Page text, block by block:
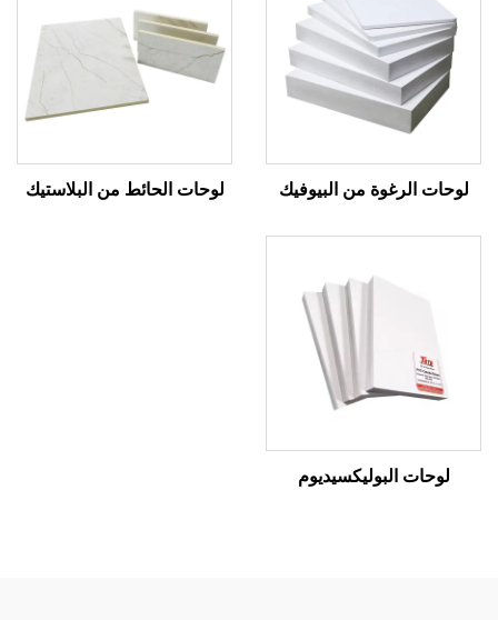
لوحات الرغوة من البيوفيك لوحات الحائط من البلاستيك
لوحات البوليكسيديوم